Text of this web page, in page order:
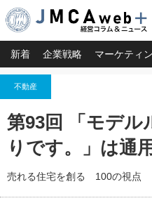
新着 企業戦略 マーケティ
不動産
第93回 「モデル
りです。」は通
売れる住宅を創る 100の視点